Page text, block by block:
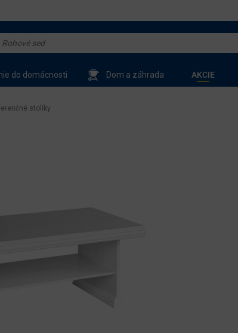
do domácnosti Dom a záhrada AKCIE
stolíky